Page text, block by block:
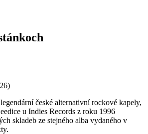
)
české alternativní rockové kapely,
u Indies Records z roku 1996
skladeb ze stejného alba vydaného v